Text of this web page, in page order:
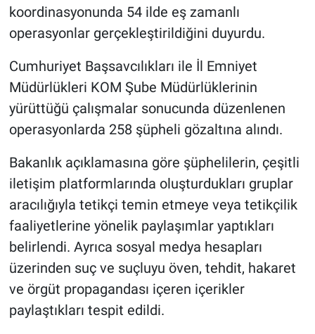
koordinasyonunda 54 ilde eş zamanlı
operasyonlar gerçekleştirildiğini duyurdu.
Cumhuriyet Başsavcılıkları ile İl Emniyet
Müdürlükleri KOM Şube Müdürlüklerinin
yürüttüğü çalışmalar sonucunda düzenlenen
operasyonlarda 258 şüpheli gözaltına alındı.
Bakanlık açıklamasına göre şüphelilerin, çeşitli
iletişim platformlarında oluşturdukları gruplar
aracılığıyla tetikçi temin etmeye veya tetikçilik
faaliyetlerine yönelik paylaşımlar yaptıkları
belirlendi. Ayrıca sosyal medya hesapları
üzerinden suç ve suçluyu öven, tehdit, hakaret
ve örgüt propagandası içeren içerikler
paylaştıkları tespit edildi.